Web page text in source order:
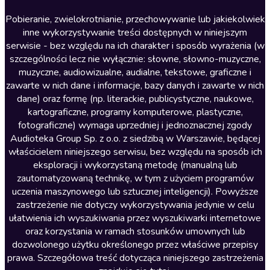
Literatura anglojęzyczna
Literatura faktu
Literatura obyczajowa
Literatura piękna obca
Literatura piękna polska
Nagrania relaksacyjne
Nauka języków
Nauki humanistyczne
Podcasty i audycje
Polityka
Prasa
Religia
Romans
Pobieranie, zwielokrotnianie, przechowywanie lub jakiekolwiek
inne wykorzystywanie treści dostępnych w niniejszym
serwisie - bez względu na ich charakter i sposób wyrażenia (w
szczególności lecz nie wyłącznie: słowne, słowno-muzyczne,
muzyczne, audiowizualne, audialne, tekstowe, graficzne i
zawarte w nich dane i informacje, bazy danych i zawarte w nich
dane) oraz formę (np. literackie, publicystyczne, naukowe,
kartograficzne, programy komputerowe, plastyczne,
fotograficzne) wymaga uprzedniej i jednoznacznej zgody
Audioteka Group Sp. z o.o. z siedzibą w Warszawie, będącej
właścicielem niniejszego serwisu, bez względu na sposób ich
eksploracji i wykorzystaną metodę (manualną lub
zautomatyzowaną technikę, w tym z użyciem programów
uczenia maszynowego lub sztucznej inteligencji). Powyższe
zastrzeżenie nie dotyczy wykorzystywania jedynie w celu
ułatwienia ich wyszukiwania przez wyszukiwarki internetowe
oraz korzystania w ramach stosunków umownych lub
dozwolonego użytku określonego przez właściwe przepisy
prawa. Szczegółowa treść dotycząca niniejszego zastrzeżenia